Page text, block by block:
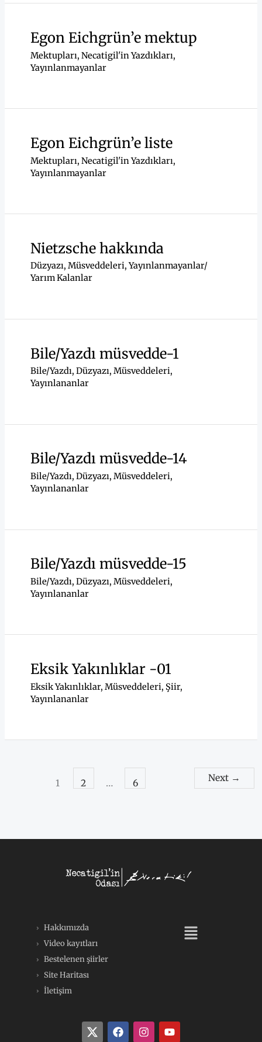
Egon Eichgrün’e mektup
Mektupları, Necatigil'in Yazdıkları,
Yayınlanmayanlar
Egon Eichgrün’e liste
Mektupları, Necatigil'in Yazdıkları,
Yayınlanmayanlar
Nietzsche hakkında
Düzyazı, Müsveddeleri,Yayınlanmayanlar/
Yarım Kalanlar
Bile/Yazdı müsvedde-1
Bile/Yazdı, Düzyazı, Müsveddeleri,
Yayınlananlar
Bile/Yazdı müsvedde-14
Bile/Yazdı, Düzyazı, Müsveddeleri,
Yayınlananlar
Bile/Yazdı müsvedde-15
Bile/Yazdı, Düzyazı, Müsveddeleri,
Yayınlananlar
Eksik Yakınlıklar -01
Eksik Yakınlıklar, Müsveddeleri, Şiir,
Yayınlananlar
1 2 … 6 Next →
Hakkımızda
Video kayıtları
Bestelenen şiirler
Site Haritası
İletişim
Menü
F
a
I
n
Y
o